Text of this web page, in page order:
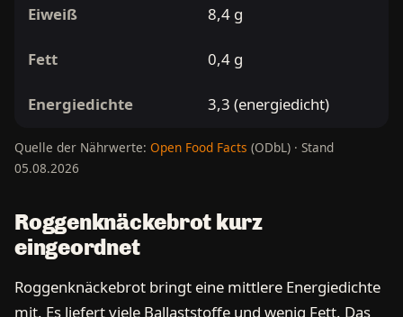
Eiweiß 8,4 g
Fett 0,4 g
Energiedichte 3,3 (energiedicht)
Quelle der Nährwerte: Open Food Facts (ODbL) · Stand
05.08.2026
Roggenknäckebrot kurz
eingeordnet
Roggenknäckebrot bringt eine mittlere Energiedichte
mit. Es liefert viele Ballaststoffe und wenig Fett. Das